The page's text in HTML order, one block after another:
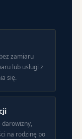
zamiaru
lub usługi z
się.
na rodzinę po